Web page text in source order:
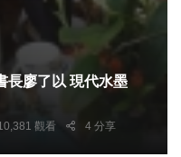
長廖了以 現代水墨
觀看 4 分享